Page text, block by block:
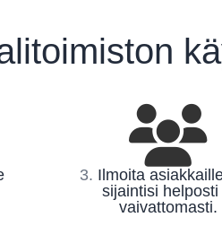
3. Ilmoita
sijaintisi helposti
vaivattomasti.